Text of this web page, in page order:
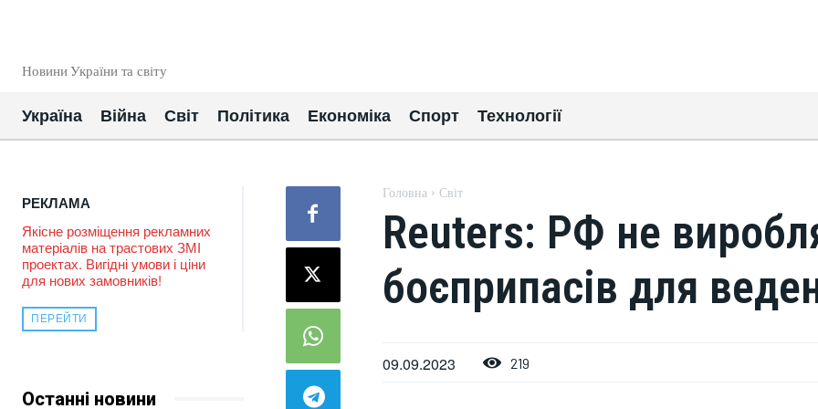
Новини України та світу
Україна Війна Світ Політика Економіка Спорт Технології
РЕКЛАМА
Якісне розміщення рекламних
матеріалів на трастових ЗМІ
проектах. Вигідні умови і ціни
для нових замовників!
ПЕРЕЙТИ
Останні новини
Головна Світ
Reuters: РФ не
боєприпасів для
09.09.2023 219